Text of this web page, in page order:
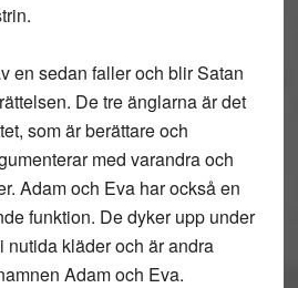
en sedan faller och blir Satan
De tre änglarna är det
som är berättare och
med varandra och
Adam och Eva har också en
funktion. De dyker upp under
kläder och är andra
Adam och Eva.